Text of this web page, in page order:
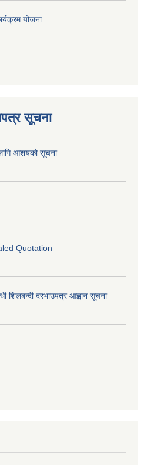
योजना
सूचना
आशयको सूचना
Quotation
शिलबन्दी दरभाउपत्र आह्वान सूचना